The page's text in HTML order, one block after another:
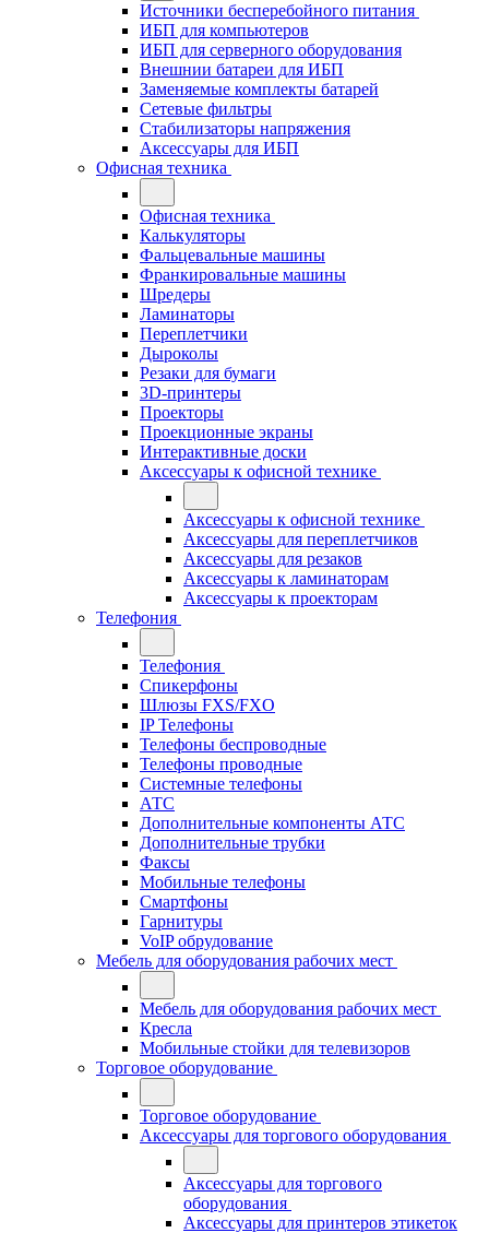
Источники бесперебойного питания
ИБП для компьютеров
ИБП для серверного оборудования
Внешнии батареи для ИБП
Заменяемые комплекты батарей
Сетевые фильтры
Стабилизаторы напряжения
Аксессуары для ИБП
Офисная техника
Офисная техника
Калькуляторы
Фальцевальные машины
Франкировальные машины
Шредеры
Ламинаторы
Переплетчики
Дыроколы
Резаки для бумаги
3D-принтеры
Проекторы
Проекционные экраны
Интерактивные доски
Аксессуары к офисной технике
Аксессуары к офисной технике
Аксессуары для переплетчиков
Аксессуары для резаков
Аксессуары к ламинаторам
Аксессуары к проекторам
Телефония
Телефония
Спикерфоны
Шлюзы FXS/FXO
IP Телефоны
Телефоны беспроводные
Телефоны проводные
Системные телефоны
АТС
Дополнительные компоненты АТС
Дополнительные трубки
Факсы
Мобильные телефоны
Смартфоны
Гарнитуры
VoIP обрудование
Мебель для оборудования рабочих мест
Мебель для оборудования рабочих мест
Кресла
Мобильные стойки для телевизоров
Торговое оборудование
Торговое оборудование
Аксессуары для торгового оборудования
Аксессуары для торгового
оборудования
Аксессуары для принтеров этикеток